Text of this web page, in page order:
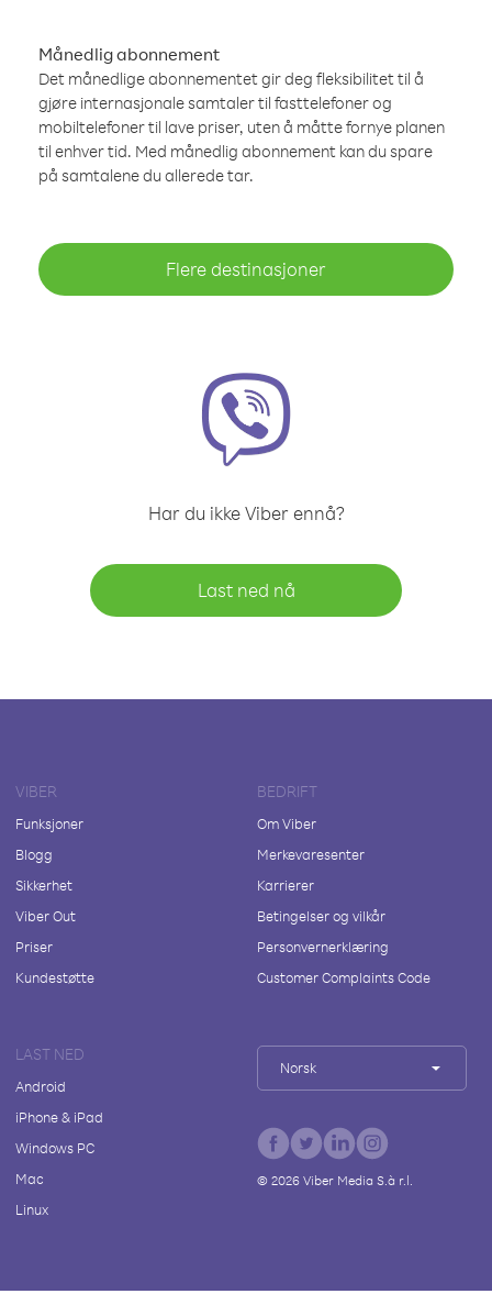
Månedlig abonnement
Det månedlige abonnementet gir deg fleksibilitet til å
gjøre internasjonale samtaler til fasttelefoner og
mobiltelefoner til lave priser, uten å måtte fornye planen
til enhver tid. Med månedlig abonnement kan du spare
på samtalene du allerede tar.
Flere destinasjoner
Har du ikke Viber ennå?
Last ned nå
VIBER
Funksjoner
Blogg
Sikkerhet
Viber Out
Priser
Kundestøtte
BEDRIFT
Om Viber
Merkevaresenter
Karrierer
Betingelser og vilkår
Personvernerklæring
Customer Complaints Code
LAST NED
Android
iPhone & iPad
Windows PC
Mac
Linux
Norsk
© 2026Viber Media S.à r.l.